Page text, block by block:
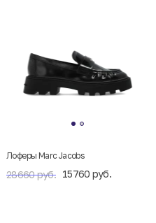
Лоферы Marc Jacobs
28660 руб. 15760 руб.